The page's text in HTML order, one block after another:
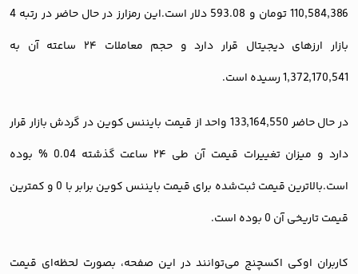
110,584,386 تومان و 593.08 دلار است.این رمزارز در حال حاضر در رتبه 4
بازار ارزهای دیجیتال قرار دارد و حجم معاملات ۲۴ ساعته آن به
1,372,170,541 رسیده است.
در حال حاضر 133,164,550 واحد از قیمت بایننس کوین در گردش بازار قرار
دارد و میزان تغییرات قیمت آن طی ۲۴ ساعت گذشته 0.04 % بوده
است.بالاترین قیمت ثبت‌شده برای قیمت بایننس کوین برابر با 0 و کمترین
قیمت تاریخی آن 0 بوده است.
کاربران اوکی اکسچنج می‌توانند در این صفحه، بصورت لحظه‌ای قیمت